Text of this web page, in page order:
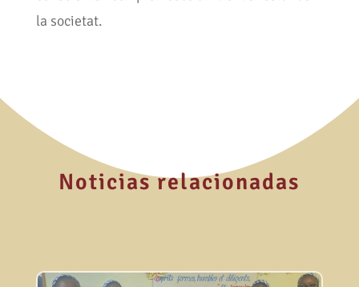
la societat.
Noticias relacionadas